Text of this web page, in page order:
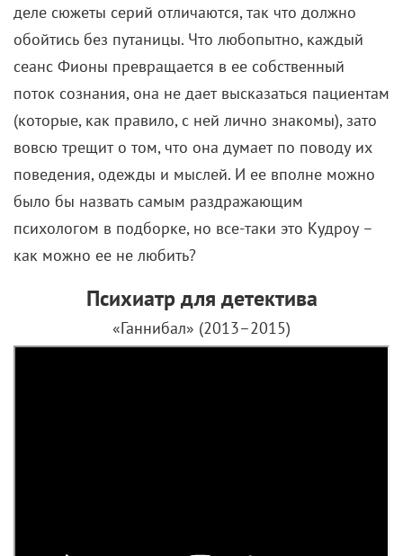
деле сюжеты серий отличаются, так что должно
обойтись без путаницы. Что любопытно, каждый
сеанс Фионы превращается в ее собственный
поток сознания, она не дает высказаться пациентам
(которые, как правило, с ней лично знакомы), зато
вовсю трещит о том, что она думает по поводу их
поведения, одежды и мыслей. И ее вполне можно
было бы назвать самым раздражающим
психологом в подборке, но все-таки это Кудроу –
как можно ее не любить?
Психиатр для детектива
«Ганнибал» (2013–2015)